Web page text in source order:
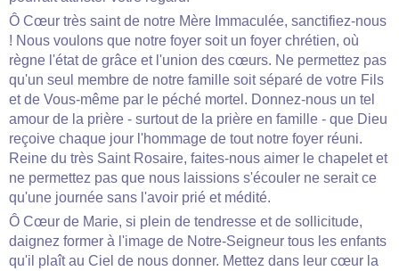
Ô Cœur très saint de notre Mère Immaculée, sanctifiez-nous
! Nous voulons que notre foyer soit un foyer chrétien, où
règne l'état de grâce et l'union des cœurs. Ne permettez pas
qu'un seul membre de notre famille soit séparé de votre Fils
et de Vous-même par le péché mortel. Donnez-nous un tel
amour de la prière - surtout de la prière en famille - que Dieu
reçoive chaque jour l'hommage de tout notre foyer réuni.
Reine du très Saint Rosaire, faites-nous aimer le chapelet et
ne permettez pas que nous laissions s'écouler ne serait­ ce
qu'une journée sans l'avoir prié et médité.
Ô Cœur de Marie, si plein de tendresse et de sollicitude,
daignez former à l'image de Notre­-Seigneur tous les enfants
qu'il plaît au Ciel de nous donner. Mettez dans leur cœur la